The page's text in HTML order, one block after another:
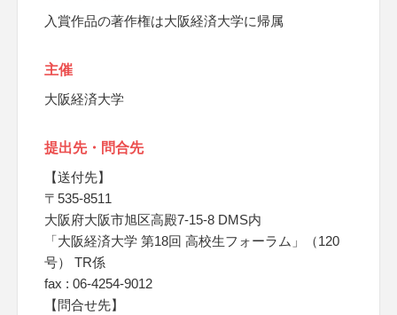
入賞作品の著作権は大阪経済大学に帰属
主催
大阪経済大学
提出先・問合先
【送付先】
〒535-8511
大阪府大阪市旭区高殿7-15-8 DMS内
「大阪経済大学 第18回 高校生フォーラム」（120
号） TR係
fax : 06-4254-9012
【問合せ先】